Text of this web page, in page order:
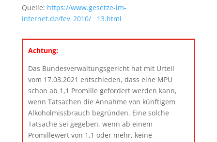
Quelle: https://www.gesetze-im-
internet.de/fev_2010/__13.html
Achtung:
Das Bundesverwaltungsgericht hat mit Urteil
vom 17.03.2021 entschieden, dass eine MPU
schon ab 1,1 Promille gefordert werden kann,
wenn Tatsachen die Annahme von künftigem
Alkoholmissbrauch begründen. Eine solche
Tatsache sei gegeben, wenn ab einem
Promillewert von 1,1 oder mehr, keine